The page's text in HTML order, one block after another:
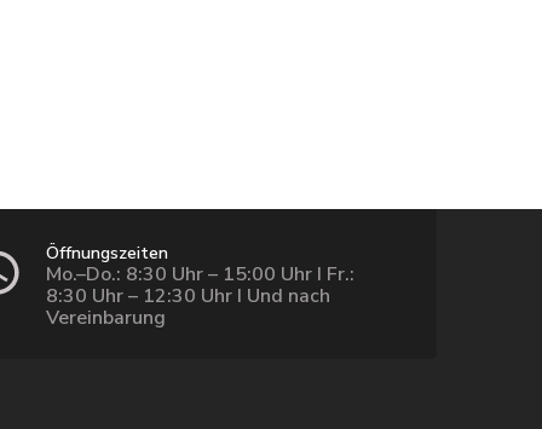
Öffnungszeiten
Mo.–Do.: 8:30 Uhr – 15:00 Uhr I Fr.:
8:30 Uhr – 12:30 Uhr I Und nach
Vereinbarung